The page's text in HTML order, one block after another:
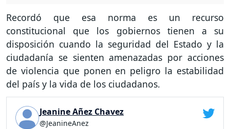
Recordó que esa norma es un recurso
constitucional que los gobiernos tienen a su
disposición cuando la seguridad del Estado y la
ciudadanía se sienten amenazadas por acciones
de violencia que ponen en peligro la estabilidad
del país y la vida de los ciudadanos.
Jeanine Añez Chavez
@JeanineAnez